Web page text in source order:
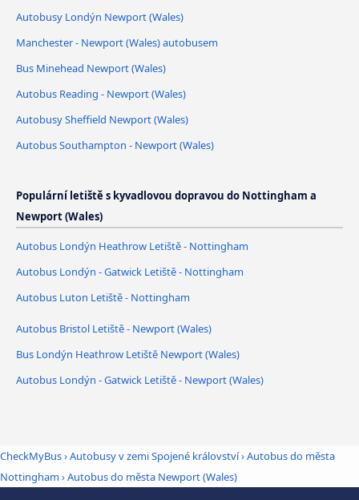
Autobusy Londýn Newport (Wales)
Manchester - Newport (Wales) autobusem
Bus Minehead Newport (Wales)
Autobus Reading - Newport (Wales)
Autobusy Sheffield Newport (Wales)
Autobus Southampton - Newport (Wales)
Populární letiště s kyvadlovou dopravou do Nottingham a
Newport (Wales)
Autobus Londýn Heathrow Letiště - Nottingham
Autobus Londýn - Gatwick Letiště - Nottingham
Autobus Luton Letiště - Nottingham
Autobus Bristol Letiště - Newport (Wales)
Bus Londýn Heathrow Letiště Newport (Wales)
Autobus Londýn - Gatwick Letiště - Newport (Wales)
CheckMyBus›Autobusy v zemi Spojené království›Autobus do města
Nottingham ›Autobus do města Newport (Wales)